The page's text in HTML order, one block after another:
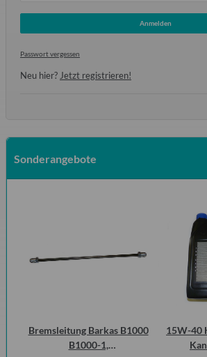
Anmelden
Passwort vergessen
Neu hier? Jetzt registrieren!
Sonderangebote
Bremsleitung Barkas B1000
B1000-1,
15W-40